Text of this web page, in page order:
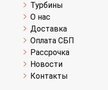
Турбины
О нас
Доставка
Оплата СБП
Рассрочка
Новости
Контакты